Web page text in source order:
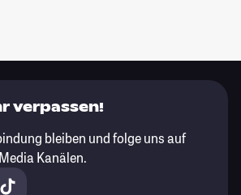
verpassen!
bleiben und folge uns auf
Kanälen.